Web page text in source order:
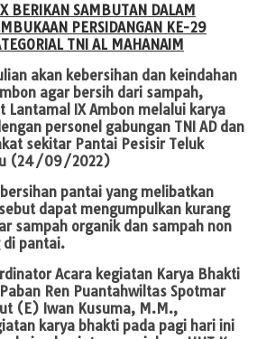
BERIKAN SAMBUTAN DALAM
PERSIDANGAN KE-29
TNI AL MAHANAIM
akan kebersihan dan keindahan
agar bersih dari sampah,
Lantamal IX Ambon melalui karya
personel gabungan TNI AD dan
sekitar Pantai Pesisir Teluk
(24/09/2022)
pantai yang melibatkan
dapat mengumpulkan kurang
sampah organik dan sampah non
di pantai.
Acara kegiatan Karya Bhakti
Ren Puantahwiltas Spotmar
(E) Iwan Kusuma, M.M.,
karya bhakti pada pagi hari ini